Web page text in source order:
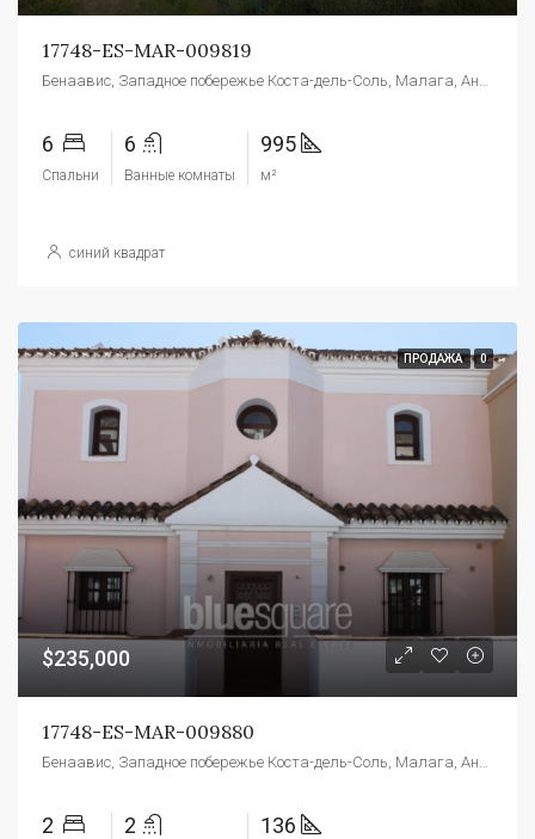
17748-ES-MAR-009819
Бенаавис, Западное побережье Коста-дель-Соль, Малага, Андалусия, 29679, Испания
6
Спальни
6
Ванные комнаты
995
м²
синий квадрат
ПРОДАЖА 0
$235,000
17748-ES-MAR-009880
2 2 136